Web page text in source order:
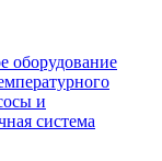
оборудование
и
система